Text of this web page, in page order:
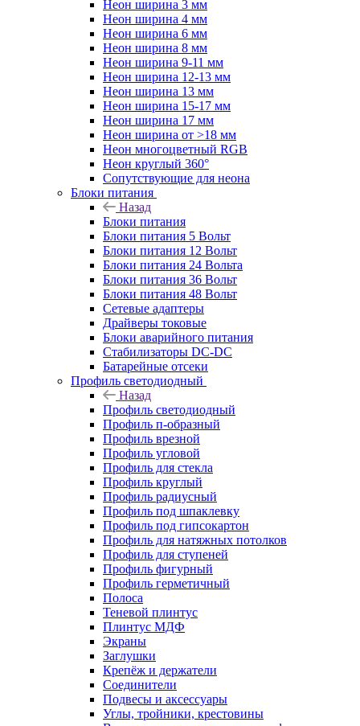
Неон ширина 3 мм
Неон ширина 4 мм
Неон ширина 6 мм
Неон ширина 8 мм
Неон ширина 9-11 мм
Неон ширина 12-13 мм
Неон ширина 13 мм
Неон ширина 15-17 мм
Неон ширина 17 мм
Неон ширина от >18 мм
Неон многоцветный RGB
Неон круглый 360°
Сопутствующие для неона
Блоки питания
Назад
Блоки питания
Блоки питания 5 Вольт
Блоки питания 12 Вольт
Блоки питания 24 Вольта
Блоки питания 36 Вольт
Блоки питания 48 Вольт
Сетевые адаптеры
Драйверы токовые
Блоки аварийного питания
Стабилизаторы DC-DC
Батарейные отсеки
Профиль светодиодный
Назад
Профиль светодиодный
Профиль п-образный
Профиль врезной
Профиль угловой
Профиль для стекла
Профиль круглый
Профиль радиусный
Профиль под шпаклевку
Профиль под гипсокартон
Профиль для натяжных потолков
Профиль для ступеней
Профиль фигурный
Профиль герметичный
Полоса
Теневой плинтус
Плинтус МДФ
Экраны
Заглушки
Крепёж и держатели
Соединители
Подвесы и аксессуары
Углы, тройники, крестовины